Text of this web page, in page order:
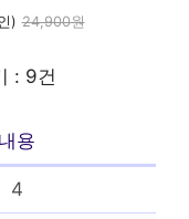
) 24,900원
: 9건
내용
4